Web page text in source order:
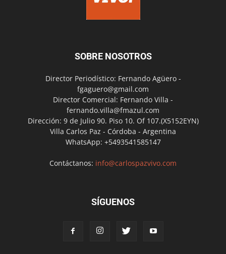
SOBRE NOSOTROS
Director Periodístico: Fernando Agüero -
fgaguero@gmail.com
Director Comercial: Fernando Villa -
fernando.villa@fmazul.com
Dirección: 9 de Julio 90. Piso 10. Of 107.(X5152EYN)
Villa Carlos Paz - Córdoba - Argentina
WhatsApp: +5493541585147
Contáctanos: info@carlospazvivo.com
SÍGUENOS